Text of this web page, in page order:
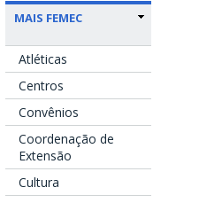
MAIS FEMEC
Atléticas
Centros
Convênios
Coordenação de
Extensão
Cultura